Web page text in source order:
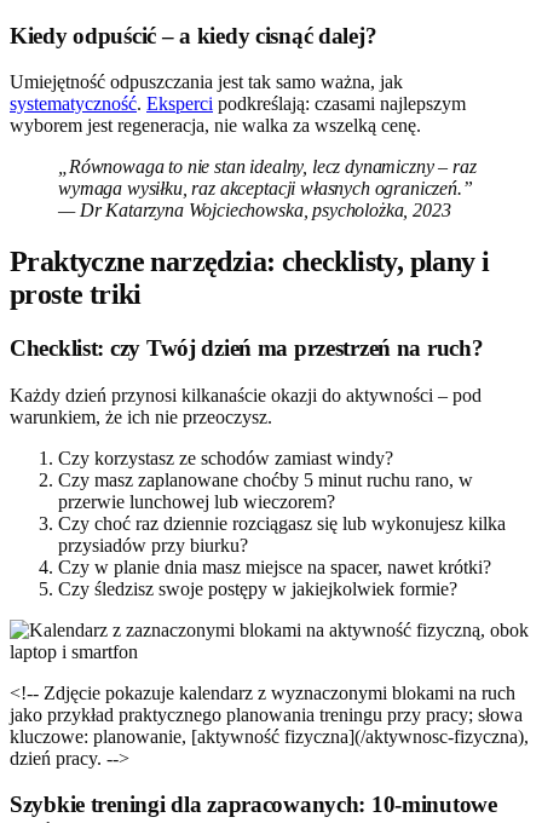
Kiedy odpuścić – a kiedy cisnąć dalej?
Umiejętność odpuszczania jest tak samo ważna, jak
systematyczność. Eksperci podkreślają: czasami najlepszym
wyborem jest regeneracja, nie walka za wszelką cenę.
„Równowaga to nie stan idealny, lecz dynamiczny – raz
wymaga wysiłku, raz akceptacji własnych ograniczeń.”
— Dr Katarzyna Wojciechowska, psycholożka, 2023
Praktyczne narzędzia: checklisty, plany i
proste triki
Checklist: czy Twój dzień ma przestrzeń na ruch?
Każdy dzień przynosi kilkanaście okazji do aktywności – pod
warunkiem, że ich nie przeoczysz.
Czy korzystasz ze schodów zamiast windy?
Czy masz zaplanowane choćby 5 minut ruchu rano, w
przerwie lunchowej lub wieczorem?
Czy choć raz dziennie rozciągasz się lub wykonujesz kilka
przysiadów przy biurku?
Czy w planie dnia masz miejsce na spacer, nawet krótki?
Czy śledzisz swoje postępy w jakiejkolwiek formie?
<!-- Zdjęcie pokazuje kalendarz z wyznaczonymi blokami na ruch
jako przykład praktycznego planowania treningu przy pracy; słowa
kluczowe: planowanie, [aktywność fizyczna](/aktywnosc-fizyczna),
dzień pracy. -->
Szybkie treningi dla zapracowanych: 10-minutowe